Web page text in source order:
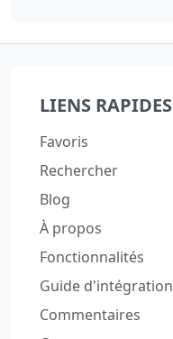
LIENS RAPIDES
Favoris
Rechercher
Blog
À propos
Fonctionnalités
Guide d'intégration
Commentaires